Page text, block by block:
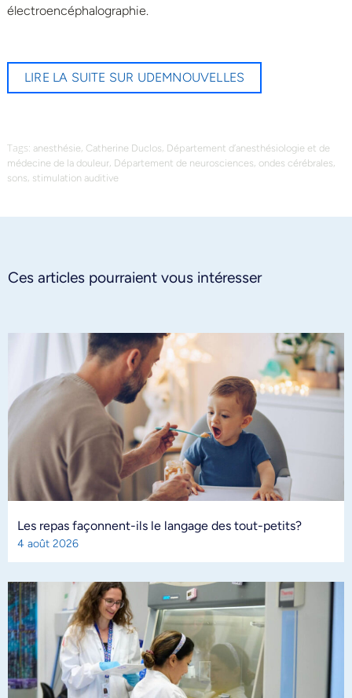
électroencéphalographie.
LIRE LA SUITE SUR UDEMNOUVELLES
Tags: anesthésie, Catherine Duclos, Département d’anesthésiologie et de
médecine de la douleur, Département de neurosciences, ondes cérébrales,
sons, stimulation auditive
Ces articles pourraient vous intéresser
Les repas façonnent-ils le langage des tout-petits?
4 août 2026